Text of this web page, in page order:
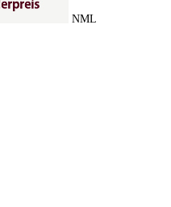
NML